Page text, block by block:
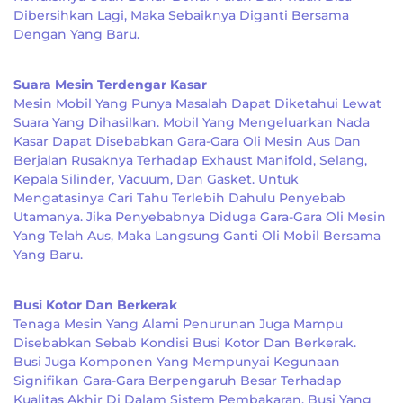
Dibersihkan Lagi, Maka Sebaiknya Diganti Bersama
Dengan Yang Baru.
Suara Mesin Terdengar Kasar
Mesin Mobil Yang Punya Masalah Dapat Diketahui Lewat
Suara Yang Dihasilkan. Mobil Yang Mengeluarkan Nada
Kasar Dapat Disebabkan Gara-Gara Oli Mesin Aus Dan
Berjalan Rusaknya Terhadap Exhaust Manifold, Selang,
Kepala Silinder, Vacuum, Dan Gasket. Untuk
Mengatasinya Cari Tahu Terlebih Dahulu Penyebab
Utamanya. Jika Penyebabnya Diduga Gara-Gara Oli Mesin
Yang Telah Aus, Maka Langsung Ganti Oli Mobil Bersama
Yang Baru.
Busi Kotor Dan Berkerak
Tenaga Mesin Yang Alami Penurunan Juga Mampu
Disebabkan Sebab Kondisi Busi Kotor Dan Berkerak.
Busi Juga Komponen Yang Mempunyai Kegunaan
Signifikan Gara-Gara Berpengaruh Besar Terhadap
Kualitas Akhir Di Dalam Sistem Pembakaran. Busi Yang